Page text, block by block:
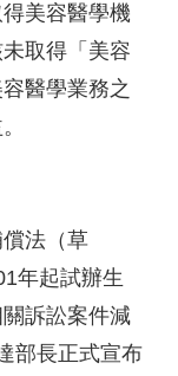
美容醫學機
取得「美容
醫學業務之
法（草
年起試辦生
訴訟案件減
部長正式宣布